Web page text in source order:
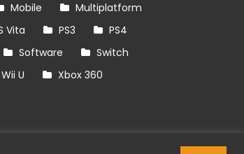
Mobile
Multiplatform
Vita PS3
PS4
Software
Switch
Wii U
Xbox 360